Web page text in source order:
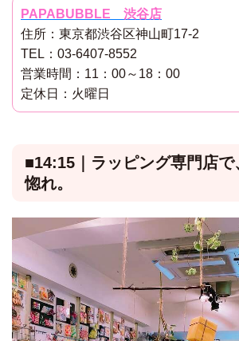
PAPABUBBLE 渋谷店
住所：東京都渋谷区神山町17-2
TEL：03-6407-8552
営業時間：11：00～18：00
定休日：火曜日
■14:15｜ラッピング専門店で
惚れ。